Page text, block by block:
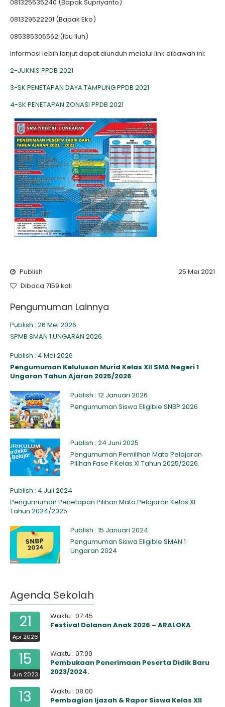
081325535240 (Bapak Supriyanto)
081329522201 (Bapak Eko)
085385306562 (Ibu Iluh)
Informasi lebih lanjut dapat diunduh melalui link dibawah ini:
2-JUKNIS PPDB 2021
3-SK PENETAPAN DAYA TAMPUNG PPDB 2021
4-SK PENETAPAN ZONASI PPDB 2021
Publish
25 Mei 2021
Dibaca 7159 kali
Pengumuman Lainnya
Publish : 26 Mei 2026
SPMB SMAN 1 UNGARAN 2026
Publish : 4 Mei 2026
Pengumuman Kelulusan Murid Kelas XII SMA Negeri 1
Ungaran Tahun Ajaran 2025/2026
Publish : 12 Januari 2026
Pengumuman Siswa Eligible SNBP 2026
Publish : 24 Juni 2025
Pengumuman Pemilihan Mata Pelajaran
Pilihan Fase F Kelas XI Tahun 2025/2026.
Publish : 4 Juli 2024
Pengumuman Penetapan Pilihan Mata Pelajaran Kelas XI
Tahun 2024/2025
Publish : 15 Januari 2024
Pengumuman Siswa Eligible SMAN 1
Ungaran 2024
Agenda Sekolah
21
Apr 2026
Waktu : 07:45
Festival Dolanan Anak 2026 – ARALOKA
15
Jun 2023
Waktu : 07:00
Pembukaan Penerimaan Peserta Didik Baru
2023/2024.
13
Waktu : 08:00
Pembagian Ijazah & Rapor Siswa Kelas XII